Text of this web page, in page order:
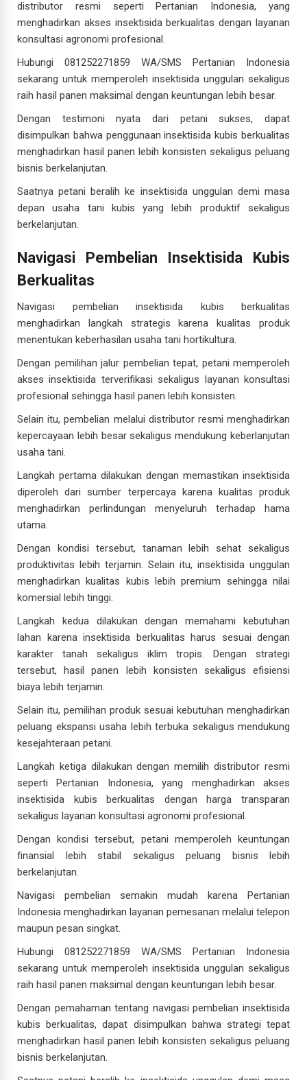
distributor resmi seperti Pertanian Indonesia, yang
menghadirkan akses insektisida berkualitas dengan layanan
konsultasi agronomi profesional.
Hubungi 081252271859 WA/SMS Pertanian Indonesia
sekarang untuk memperoleh insektisida unggulan sekaligus
raih hasil panen maksimal dengan keuntungan lebih besar.
Dengan testimoni nyata dari petani sukses, dapat
disimpulkan bahwa penggunaan insektisida kubis berkualitas
menghadirkan hasil panen lebih konsisten sekaligus peluang
bisnis berkelanjutan.
Saatnya petani beralih ke insektisida unggulan demi masa
depan usaha tani kubis yang lebih produktif sekaligus
berkelanjutan.
Navigasi Pembelian Insektisida Kubis
Berkualitas
Navigasi pembelian insektisida kubis berkualitas
menghadirkan langkah strategis karena kualitas produk
menentukan keberhasilan usaha tani hortikultura.
Dengan pemilihan jalur pembelian tepat, petani memperoleh
akses insektisida terverifikasi sekaligus layanan konsultasi
profesional sehingga hasil panen lebih konsisten.
Selain itu, pembelian melalui distributor resmi menghadirkan
kepercayaan lebih besar sekaligus mendukung keberlanjutan
usaha tani.
Langkah pertama dilakukan dengan memastikan insektisida
diperoleh dari sumber terpercaya karena kualitas produk
menghadirkan perlindungan menyeluruh terhadap hama
utama.
Dengan kondisi tersebut, tanaman lebih sehat sekaligus
produktivitas lebih terjamin. Selain itu, insektisida unggulan
menghadirkan kualitas kubis lebih premium sehingga nilai
komersial lebih tinggi.
Langkah kedua dilakukan dengan memahami kebutuhan
lahan karena insektisida berkualitas harus sesuai dengan
karakter tanah sekaligus iklim tropis. Dengan strategi
tersebut, hasil panen lebih konsisten sekaligus efisiensi
biaya lebih terjamin.
Selain itu, pemilihan produk sesuai kebutuhan menghadirkan
peluang ekspansi usaha lebih terbuka sekaligus mendukung
kesejahteraan petani.
Langkah ketiga dilakukan dengan memilih distributor resmi
seperti Pertanian Indonesia, yang menghadirkan akses
insektisida kubis berkualitas dengan harga transparan
sekaligus layanan konsultasi agronomi profesional.
Dengan kondisi tersebut, petani memperoleh keuntungan
finansial lebih stabil sekaligus peluang bisnis lebih
berkelanjutan.
Navigasi pembelian semakin mudah karena Pertanian
Indonesia menghadirkan layanan pemesanan melalui telepon
maupun pesan singkat.
Hubungi 081252271859 WA/SMS Pertanian Indonesia
sekarang untuk memperoleh insektisida unggulan sekaligus
raih hasil panen maksimal dengan keuntungan lebih besar.
Dengan pemahaman tentang navigasi pembelian insektisida
kubis berkualitas, dapat disimpulkan bahwa strategi tepat
menghadirkan hasil panen lebih konsisten sekaligus peluang
bisnis berkelanjutan.